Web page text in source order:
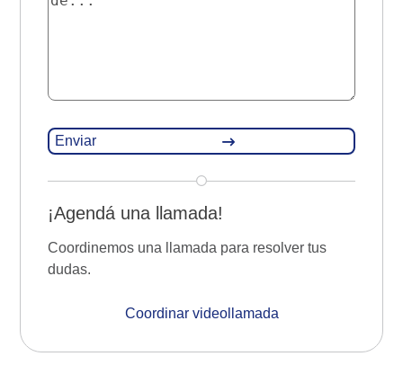
¡Agendá una llamada!
Coordinemos una llamada para resolver tus
dudas.
Coordinar videollamada